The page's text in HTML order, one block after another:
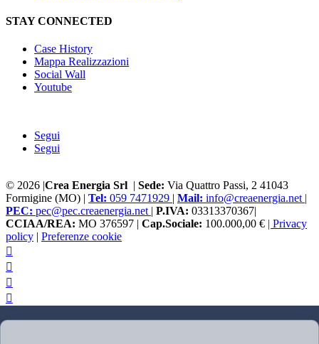
STAY CONNECTED
Case History
Mappa Realizzazioni
Social Wall
Youtube
Segui
Segui
© 2026 |Crea Energia Srl | Sede: Via Quattro Passi, 2 41043
Formigine (MO) | Tel: 059 7471929 | Mail: info@creaenergia.net |
PEC: pec@pec.creaenergia.net | P.IVA: 03313370367|
CCIAA/REA: MO 376597 | Cap.Sociale: 100.000,00 € | Privacy
policy | Preferenze cookie



